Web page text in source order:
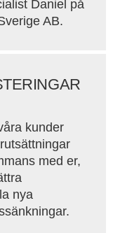
Daniel på
AB.
kunder
med er,
nya